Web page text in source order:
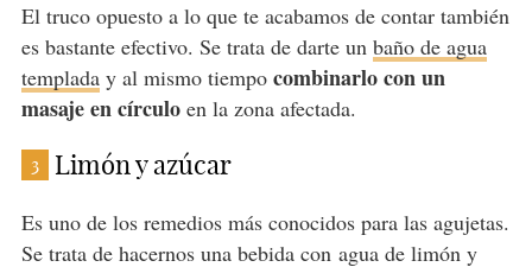
El truco opuesto a lo que te acabamos de contar también
es bastante efectivo. Se trata de darte un baño de agua
templaday al mismo tiempo combinarlo con un
masaje en círculoen la zona afectada.
3 Limón y azúcar
Es uno de los remedios más conocidos para las agujetas.
Se trata de hacernos una bebida con agua de limón y